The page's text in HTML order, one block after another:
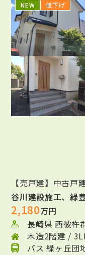
NEW 値下げ
【売戸建】中古戸
谷川建設施工、緑
2,180万円
長崎県 西彼杵
木造2階建 /
バス 緑ヶ丘団